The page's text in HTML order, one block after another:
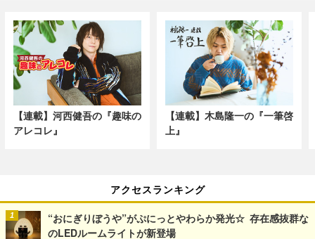
【連載】河西健吾の『趣味の
アレコレ』
【連載】木島隆一の『一筆啓
上』
アクセスランキング
“おにぎりぼうや”がぷにっとやわらか発光☆ 存在感抜群な
のLEDルームライトが新登場